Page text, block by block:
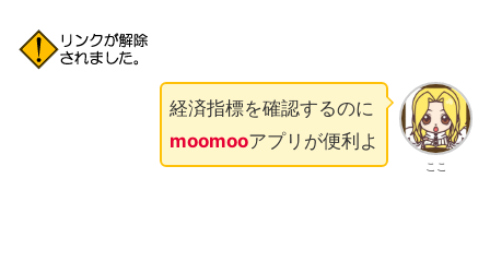
ここ
経済指標を確認するのに
moomooアプリが便利よ